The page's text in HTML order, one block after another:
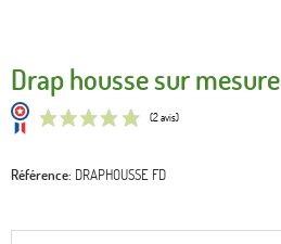
Drap housse sur mesure
Référence DRAPHOUSSE FD